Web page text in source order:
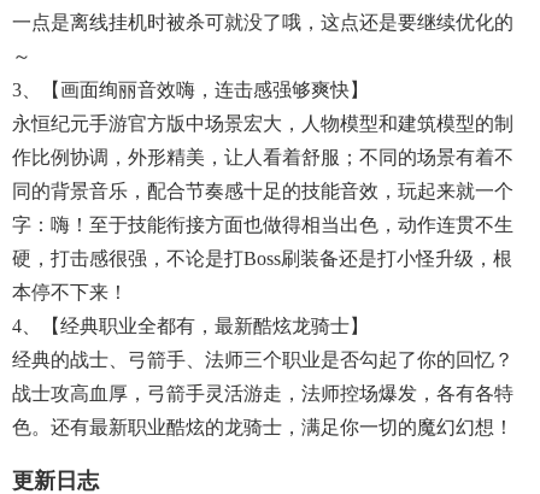
一点是离线挂机时被杀可就没了哦，这点还是要继续优化的
～
3、【画面绚丽音效嗨，连击感强够爽快】
永恒纪元手游官方版中场景宏大，人物模型和建筑模型的制
作比例协调，外形精美，让人看着舒服；不同的场景有着不
同的背景音乐，配合节奏感十足的技能音效，玩起来就一个
字：嗨！至于技能衔接方面也做得相当出色，动作连贯不生
硬，打击感很强，不论是打Boss刷装备还是打小怪升级，根
本停不下来！
4、【经典职业全都有，最新酷炫龙骑士】
经典的战士、弓箭手、法师三个职业是否勾起了你的回忆？
战士攻高血厚，弓箭手灵活游走，法师控场爆发，各有各特
色。还有最新职业酷炫的龙骑士，满足你一切的魔幻幻想！
更新日志